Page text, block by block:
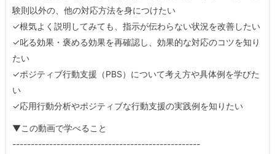
験則以外の、他の対応方法を身につけたい
✓根気よく説明してみても、指示が伝わらない状況を改善したい
✓叱る効果・褒める効果を再確認し、効果的な対応のコツを知り
たい
✓ポジティブ行動支援（PBS）について考え方や具体例を学びた
い
✓応用行動分析やポジティブな行動支援の実践例を知りたい
▼この動画で学べること
---------------------------------------------------